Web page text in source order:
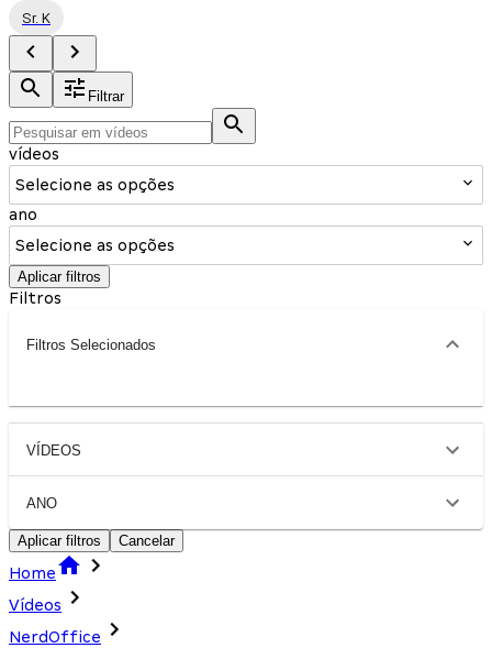
Sr. K
Filtrar
vídeos
Selecione as opções
ano
Selecione as opções
Aplicar filtros
Filtros
Filtros Selecionados
VÍDEOS
ANO
Aplicar filtros Cancelar
Home
Vídeos
NerdOffice